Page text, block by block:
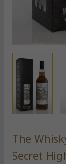
The
Secret